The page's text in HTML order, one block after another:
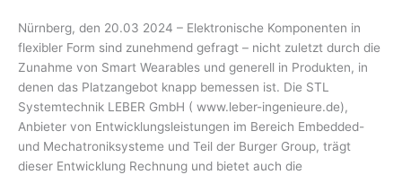
Nürnberg, den 20.03 2024 – Elektronische Komponenten in
flexibler Form sind zunehmend gefragt – nicht zuletzt durch die
Zunahme von Smart Wearables und generell in Produkten, in
denen das Platzangebot knapp bemessen ist. Die STL
Systemtechnik LEBER GmbH ( www.leber-ingenieure.de),
Anbieter von Entwicklungsleistungen im Bereich Embedded-
und Mechatroniksysteme und Teil der Burger Group, trägt
dieser Entwicklung Rechnung und bietet auch die